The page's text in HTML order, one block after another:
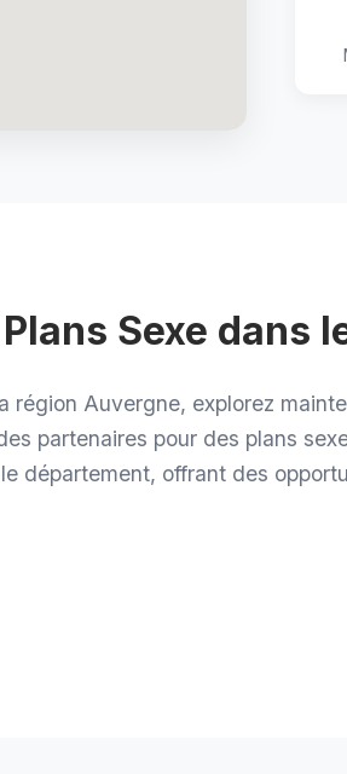
Plans Sexe dans
région Auvergne, explorez
partenaires pour des plans
département, offrant des